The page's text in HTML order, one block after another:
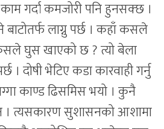
गर्दा कमजोरी पनि हुनसक्छ ।
लाग्नु पर्छ । कहाँ कसले
घुस खाएको छ ? त्यो बेला
। दोषी भेटिए कडा कारवाही गर्नु
काण्ड ढिसमिस भयो । कुनै
। त्यसकारण सुशासनको आशामा